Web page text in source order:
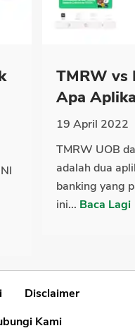
TMRW vs
Apa
19 April 2022
TMRW UOB
adalah dua
banking yang
ini... Baca Lagi
Disclaimer
Kami